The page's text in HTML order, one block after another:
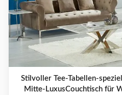
Stilvoller Tee-Tabellen-
Mitte-LuxusCouchtisch für